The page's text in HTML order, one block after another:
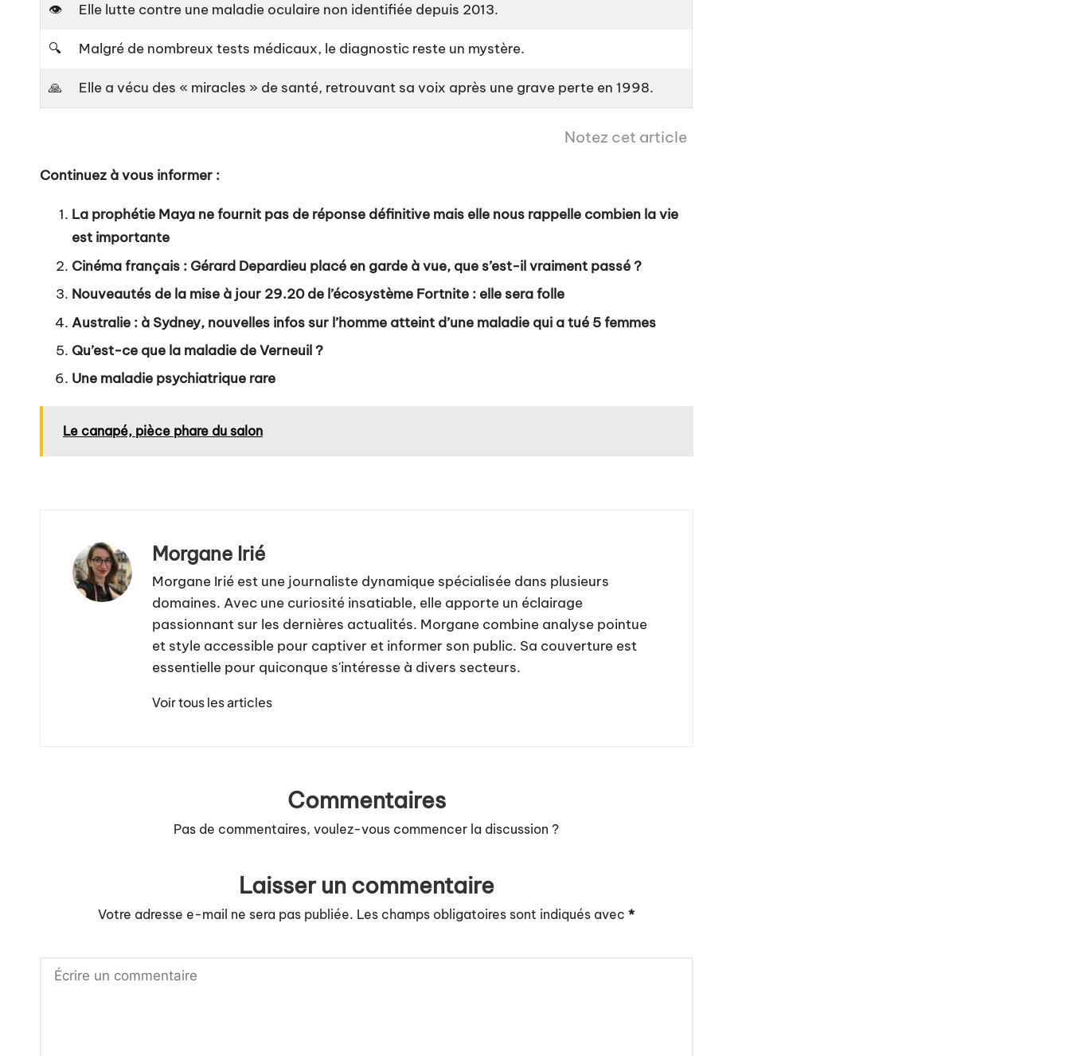
👁️ Elle lutte contre une maladie oculaire non identifiée depuis 2013.
🔍 Malgré de nombreux tests médicaux, le diagnostic reste un mystère.
🙏 Elle a vécu des « miracles » de santé, retrouvant sa voix après une grave perte en 1998.
Notez cet article
Continuez à vous informer :
La prophétie Maya ne fournit pas de réponse définitive mais elle nous rappelle combien la vie
est importante
Cinéma français : Gérard Depardieu placé en garde à vue, que s’est-il vraiment passé ?
Nouveautés de la mise à jour 29.20 de l’écosystème Fortnite : elle sera folle
Australie : à Sydney, nouvelles infos sur l’homme atteint d’une maladie qui a tué 5 femmes
Qu’est-ce que la maladie de Verneuil ?
Une maladie psychiatrique rare
Le canapé, pièce phare du salon
Morgane Irié
Morgane Irié est une journaliste dynamique spécialisée dans plusieurs
domaines. Avec une curiosité insatiable, elle apporte un éclairage
passionnant sur les dernières actualités. Morgane combine analyse pointue
et style accessible pour captiver et informer son public. Sa couverture est
essentielle pour quiconque s'intéresse à divers secteurs.
Voir tous les articles
Commentaires
Pas de commentaires, voulez-vous commencer la discussion ?
Laisser un commentaire
Votre adresse e-mail ne sera pas publiée. Les champs obligatoires sont indiqués avec*